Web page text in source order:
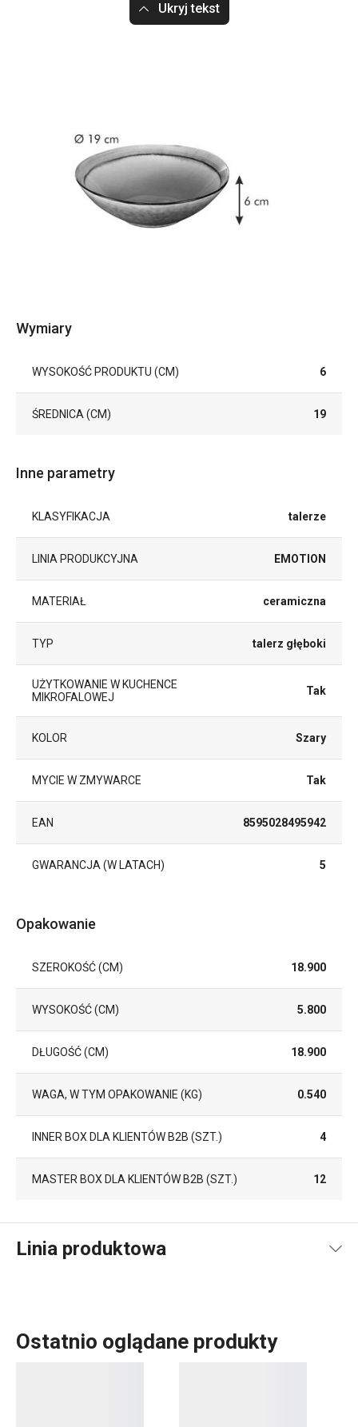
Ukryj tekst
Wymiary
WYSOKOŚĆ PRODUKTU (CM) 6
ŚREDNICA (CM) 19
Inne parametry
KLASYFIKACJA talerze
LINIA PRODUKCYJNA EMOTION
MATERIAŁ ceramiczna
TYP talerz głęboki
UŻYTKOWANIE W KUCHENCE
MIKROFALOWEJ
Tak
KOLOR Szary
MYCIE W ZMYWARCE Tak
EAN 8595028495942
GWARANCJA (W LATACH) 5
Opakowanie
SZEROKOŚĆ (CM) 18.900
WYSOKOŚĆ (CM) 5.800
DŁUGOŚĆ (CM) 18.900
WAGA, W TYM OPAKOWANIE (KG) 0.540
INNER BOX DLA KLIENTÓW B2B (SZT.) 4
MASTER BOX DLA KLIENTÓW B2B (SZT.) 12
Linia produktowa
Ostatnio oglądane produkty